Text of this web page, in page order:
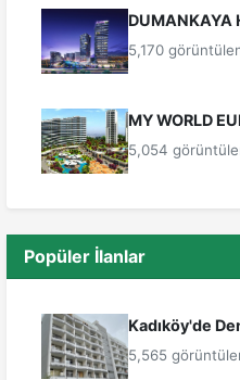
DUMANKAYA
5,170
MY WORLD
5,054
Popüler İlanlar
Kadıköy'de
5,565